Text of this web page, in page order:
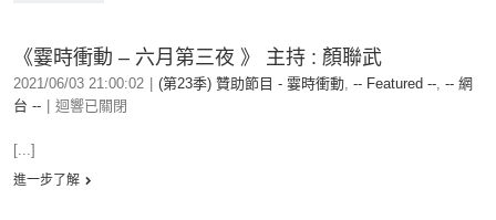
《霎時衝動 – 六月第三夜 》 主持 : 顏聯武
2021/06/03 21:00:02 (第23季) 贊助節目 - 霎時衝動, -- Featured --, -- 網
台 --
迴響已關閉
[...]
進一步了解